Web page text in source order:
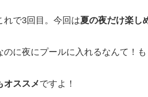
れで3回目。今回は夏の夜だけ楽し
に夜にプールに入れるなんて！
オススメですよ！